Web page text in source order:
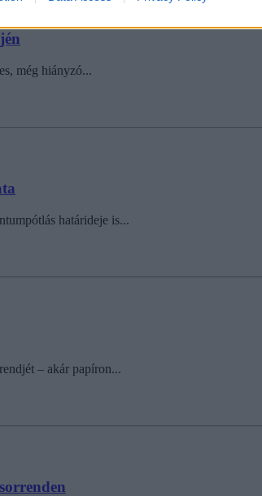
még hiányzó...
határideje is...
– akár papíron...